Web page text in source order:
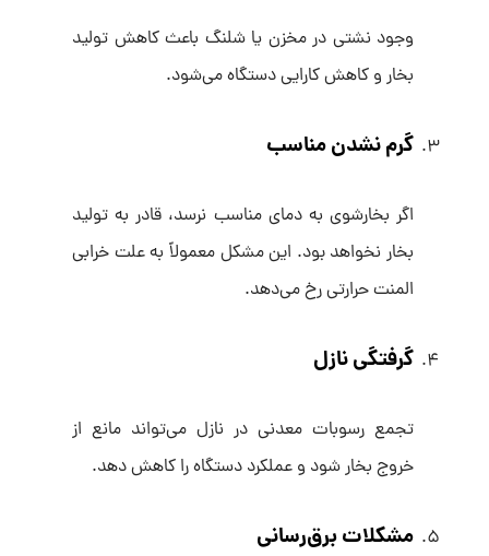
وجود نشتی در مخزن یا شلنگ باعث کاهش تولید
بخار و کاهش کارایی دستگاه می‌شود.
گرم نشدن مناسب
اگر بخارشوی به دمای مناسب نرسد، قادر به تولید
بخار نخواهد بود. این مشکل معمولاً به علت خرابی
المنت حرارتی رخ می‌دهد.
گرفتگی نازل
تجمع رسوبات معدنی در نازل می‌تواند مانع از
خروج بخار شود و عملکرد دستگاه را کاهش دهد.
مشکلات برق‌رسانی